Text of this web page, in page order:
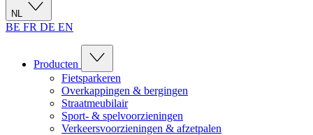
NL
BE FR DE EN
Producten
Fietsparkeren
Overkappingen & bergingen
Straatmeubilair
Sport- & spelvoorzieningen
Verkeersvoorzieningen & afzetpalen